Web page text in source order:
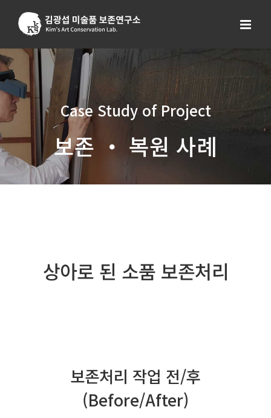
content
Case Study of Project
보존 ・ 복원 사례
상아로 된 소품 보존처리
보존처리 작업 전/후
(Before/After)